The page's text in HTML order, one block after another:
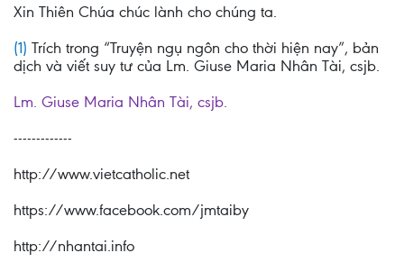
Xin Thiên Chúa chúc lành cho chúng ta.
(1) Trích trong “Truyện ngụ ngôn cho thời hiện nay”, bản
dịch và viết suy tư của Lm. Giuse Maria Nhân Tài, csjb.
Lm. Giuse Maria Nhân Tài, csjb.
-------------
http://www.vietcatholic.net
https://www.facebook.com/jmtaiby
http://nhantai.info